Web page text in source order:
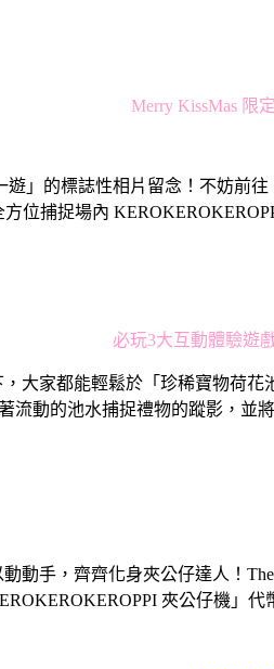
Merry KissMas 限
」的標誌性相片留念！不妨前
位捕捉場內
必玩3大互動體驗遊
大家都能輕鬆於「珍稀寶物荷
流動的池水捕捉禮物的蹤影，並
動手，齊齊化身夾公仔達人！
夾公仔機」